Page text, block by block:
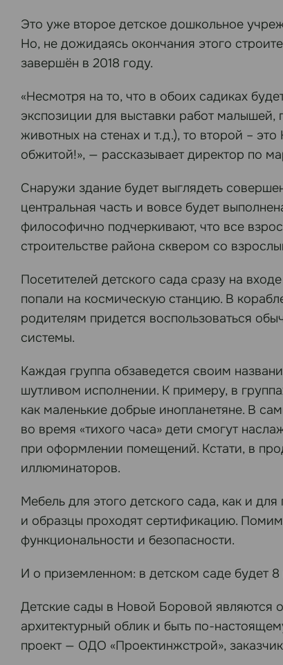
Это уже второе детское дошкольное
Но, не дожидаясь окончания этого
завершён в 2018 году.
«Несмотря на то, что в обоих садиках
экспозиции для выставки работ
животных на стенах и т.д.), то второй –
обжитой!», — рассказывает директор по
Снаружи здание будет выглядеть
центральная часть и вовсе будет
философично подчеркивают, что все
строительстве района сквером со
Посетителей детского сада сразу на
попали на космическую станцию. В
родителям придется воспользоваться
системы.
Каждая группа обзаведется своим
шутливом исполнении. К примеру, в
как маленькие добрые инопланетяне. В
во время «тихого часа» дети смогут
при оформлении помещений. Кстати, в
иллюминаторов.
Мебель для этого детского сада, как и
и образцы проходят сертификацию.
функциональности и безопасности.
И о приземленном: в детском саде будет 8
Детские сады в Новой Боровой являются
архитектурный облик и быть по-
проект — ОДО «Проектинжстрой»,